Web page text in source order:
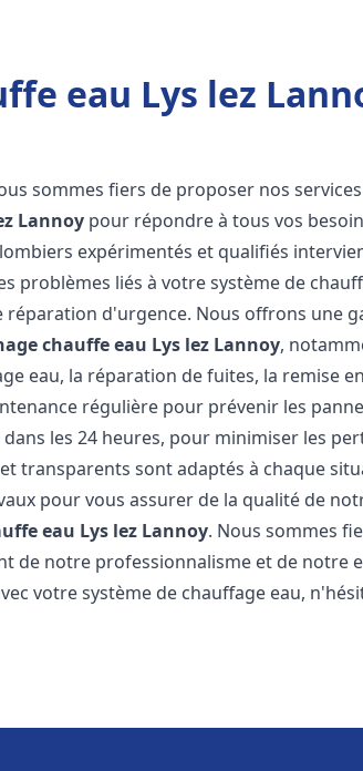
eau Lys lez
sommes fiers de proposer nos
Lannoy pour répondre à tous vos
expérimentés et qualifiés
problèmes liés à votre système de
d'urgence. Nous offrons une
chauffe eau Lys lez Lannoy,
eau, la réparation de fuites, la remise
régulière pour prévenir les
les 24 heures, pour minimiser les
transparents sont adaptés à chaque
pour vous assurer de la qualité de
eau Lys lez Lannoy. Nous sommes
de notre professionnalisme et de notre
votre système de chauffage eau,